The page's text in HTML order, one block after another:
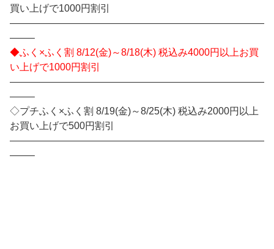
買い上げで1000円割引
——————————————————————————
——–
◆ふく×ふく割 8/12(金)～8/18(木) 税込み4000円以上お買
い上げで1000円割引
——————————————————————————
——–
◇プチふく×ふく割 8/19(金)～8/25(木) 税込み2000円以上
お買い上げで500円割引
——————————————————————————
——–